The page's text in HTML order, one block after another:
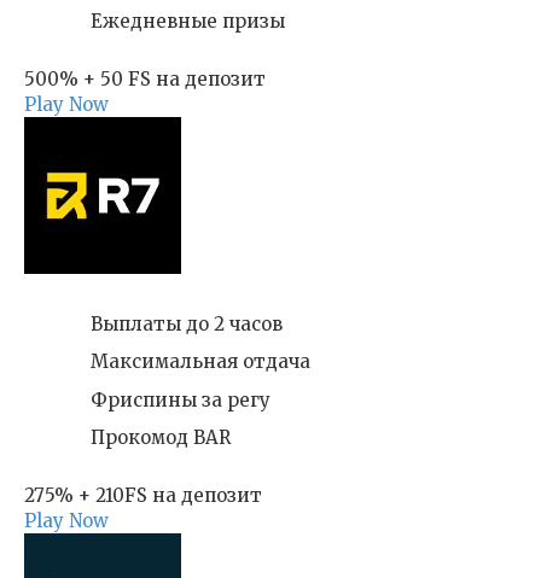
Ежедневные призы
500% + 50 FS на депозит
Play Now
Выплаты до 2 часов
Максимальная отдача
Фриспины за регу
Прокомод BAR
275% + 210FS на депозит
Play Now